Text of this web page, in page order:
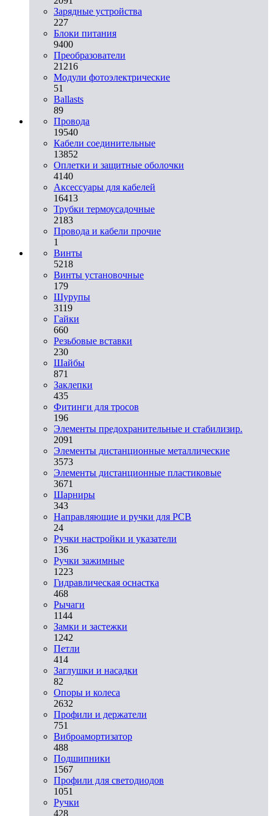
Зарядные устройства
227
Блоки питания
9400
Преобразователи
21216
Модули фотоэлектрические
51
Ballasts
89
Провода
19540
Кабели соединительные
13852
Оплетки и защитные оболочки
4140
Аксессуары для кабелей
16413
Трубки термоусадочные
2183
Провода и кабели прочие
1
Винты
5218
Винты установочные
179
Шурупы
3119
Гайки
660
Резьбовые вставки
230
Шайбы
871
Заклепки
435
Фитинги для тросов
196
Элементы предохранительные и стабилизир.
2091
Элементы дистанционные металлические
3573
Элементы дистанционные пластиковые
3671
Шарниры
343
Направляющие и ручки для PCB
24
Ручки настройки и указатели
136
Ручки зажимные
1223
Гидравлическая оснастка
468
Рычаги
1144
Замки и застежки
1242
Петли
414
Заглушки и насадки
82
Опоры и колеса
2632
Профили и держатели
751
Виброамортизатор
488
Подшипники
1567
Профили для светодиодов
1051
Ручки
428